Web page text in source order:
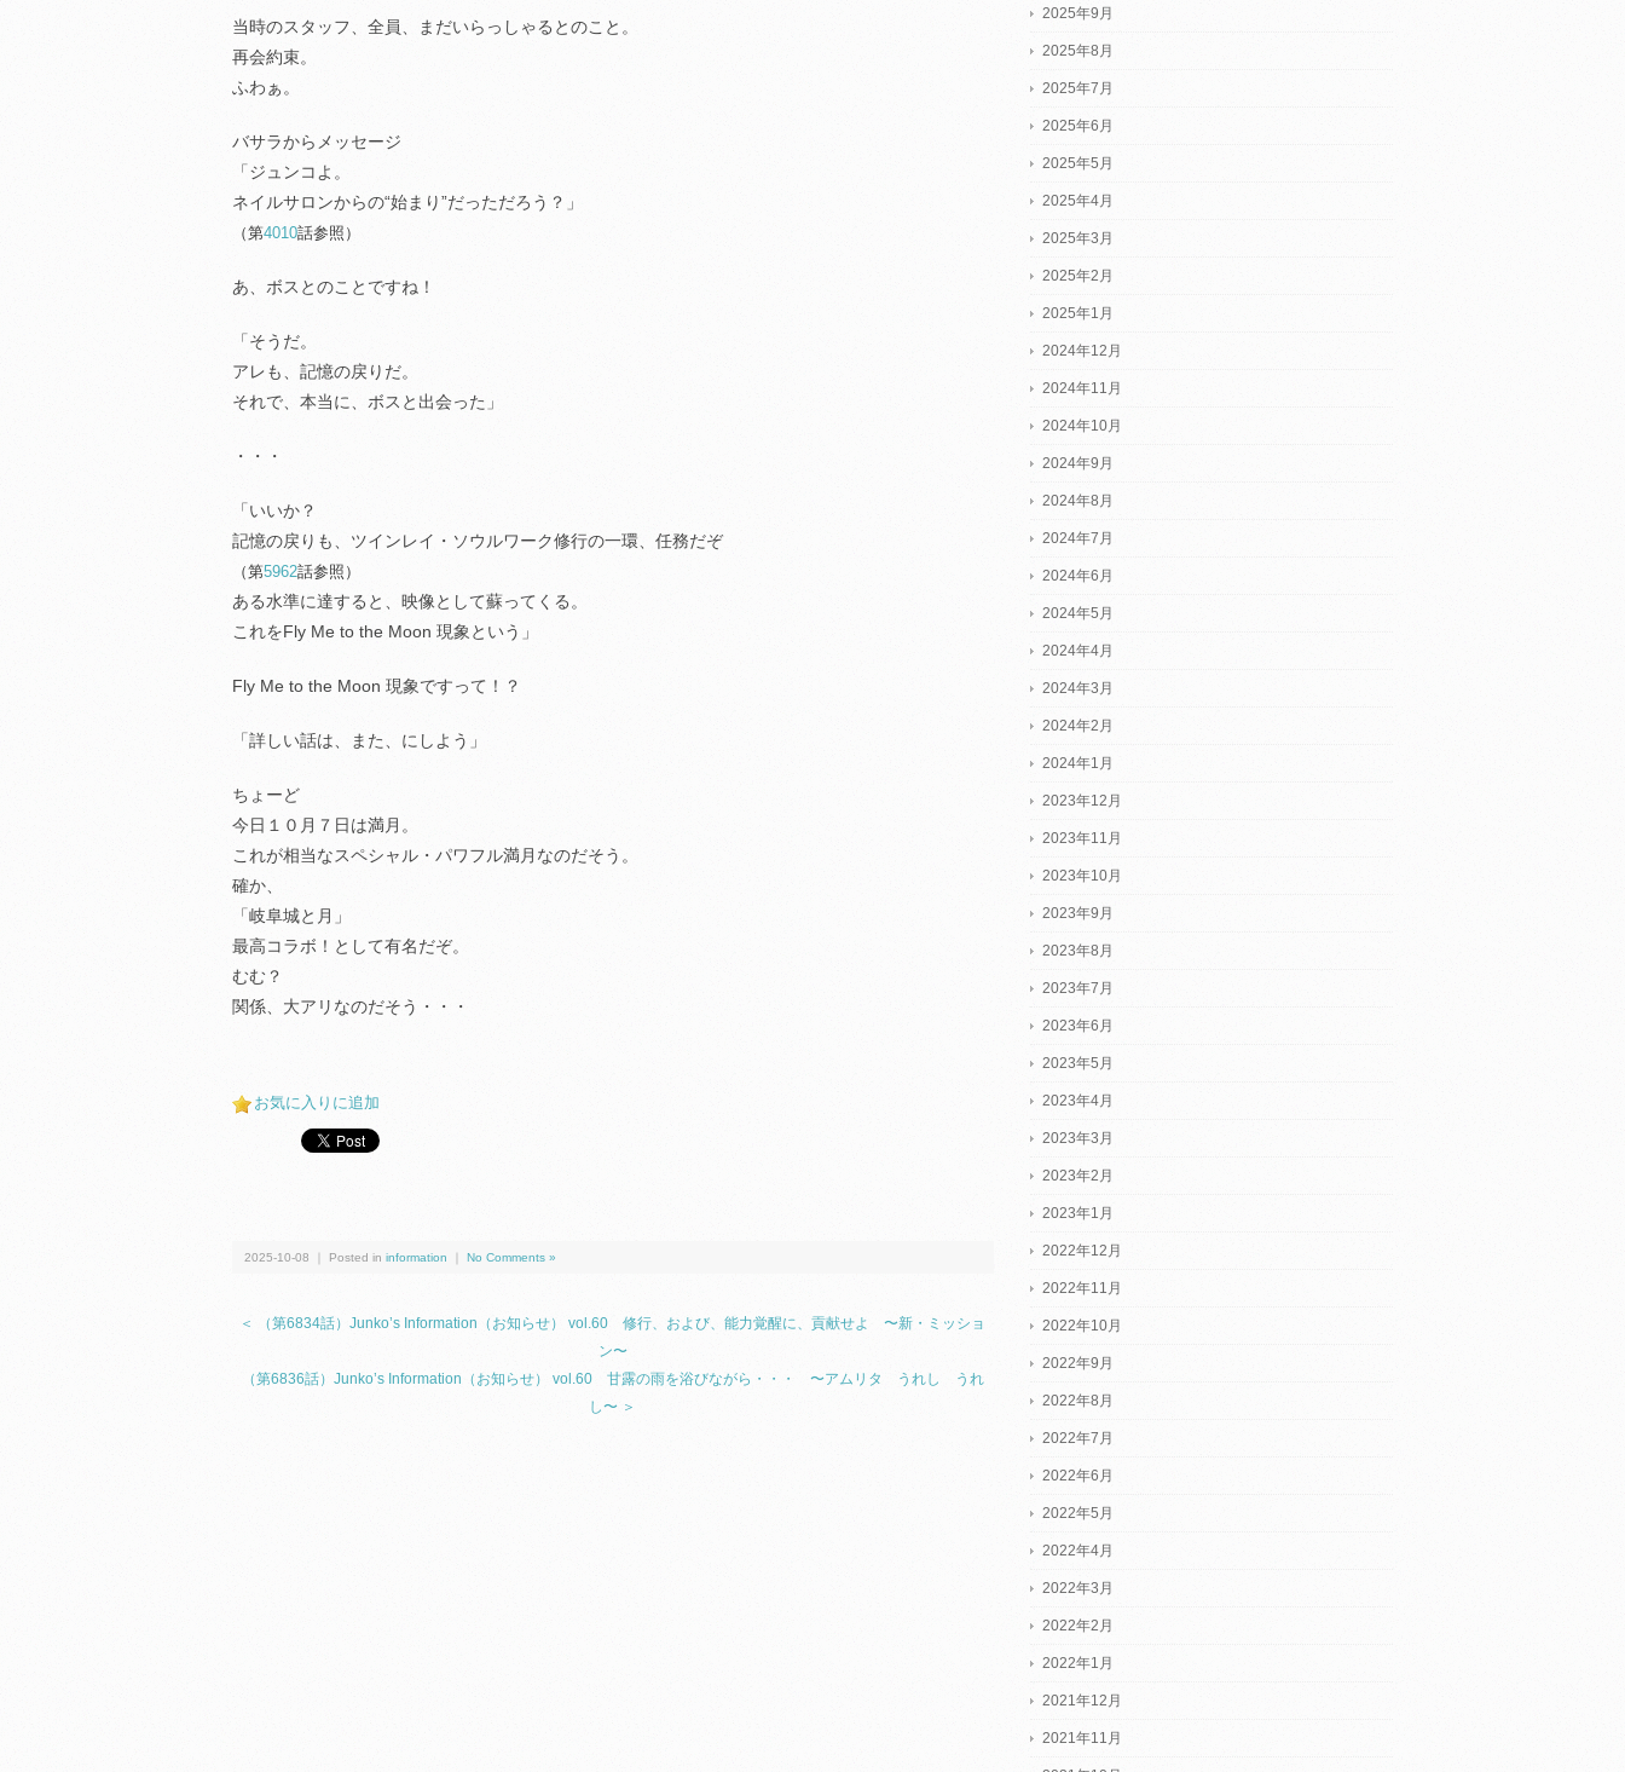
当時のスタッフ、全員、まだいらっしゃるとのこと。
再会約束。
ふわぁ。
バサラからメッセージ
「ジュンコよ。
ネイルサロンからの“始まり”だっただろう？」
（第4010話参照）
あ、ボスとのことですね！
「そうだ。
アレも、記憶の戻りだ。
それで、本当に、ボスと出会った」
・・・
「いいか？
記憶の戻りも、ツインレイ・ソウルワーク修行の一環、任務だぞ
（第5962話参照）
ある水準に達すると、映像として蘇ってくる。
これをFly Me to the Moon 現象という」
Fly Me to the Moon 現象ですって！？
「詳しい話は、また、にしよう」
ちょーど
今日１０月７日は満月。
これが相当なスペシャル・パワフル満月なのだそう。
確か、
「岐阜城と月」
最高コラボ！として有名だぞ。
むむ？
関係、大アリなのだそう・・・
お気に入りに追加
2025-10-08 ｜ Posted in information No Comments »
＜ （第6834話）Junko’s Information（お知らせ） vol.60 修行、および、能力覚醒に、貢献せよ 〜新・ミッショ
ン〜
（第6836話）Junko’s Information（お知らせ） vol.60 甘露の雨を浴びながら・・・ 〜アムリタ うれし うれ
し〜 ＞
2025年9月
2025年8月
2025年7月
2025年6月
2025年5月
2025年4月
2025年3月
2025年2月
2025年1月
2024年12月
2024年11月
2024年10月
2024年9月
2024年8月
2024年7月
2024年6月
2024年5月
2024年4月
2024年3月
2024年2月
2024年1月
2023年12月
2023年11月
2023年10月
2023年9月
2023年8月
2023年7月
2023年6月
2023年5月
2023年4月
2023年3月
2023年2月
2023年1月
2022年12月
2022年11月
2022年10月
2022年9月
2022年8月
2022年7月
2022年6月
2022年5月
2022年4月
2022年3月
2022年2月
2022年1月
2021年12月
2021年11月